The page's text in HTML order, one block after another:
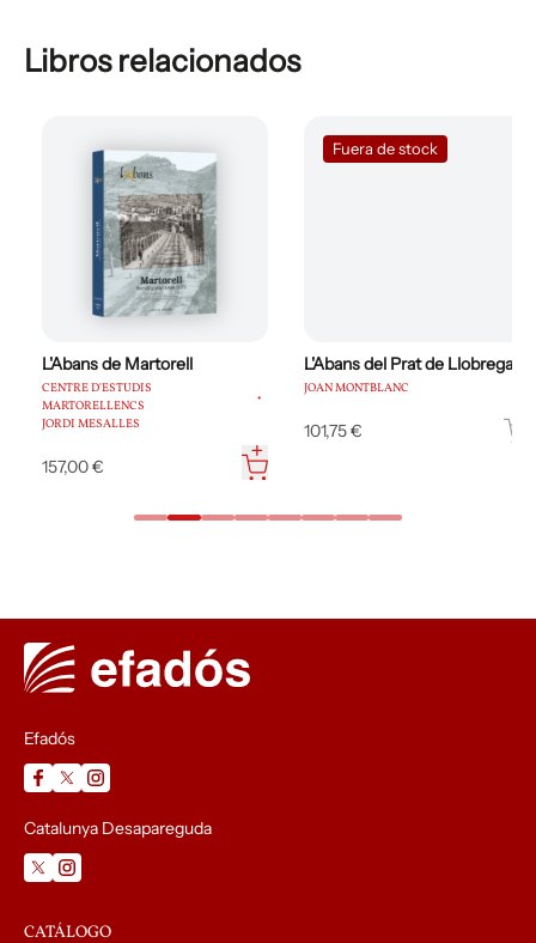
Libros relacionados
L'Abans de Martorell
CENTRE D'ESTUDIS
MARTORELLENCS
JORDI MESALLES
157,00 €
Fuera de stock
L'Abans del Prat de Llobregat
JOAN MONTBLANC
101,75 €
Efadós
Catalunya Desapareguda
CATÁLOGO